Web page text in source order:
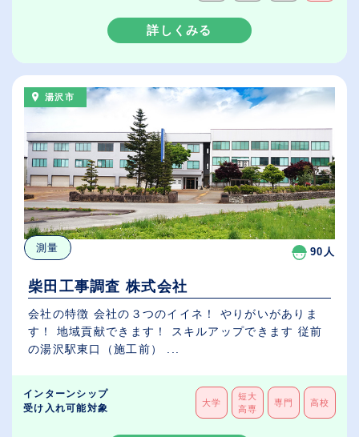
詳しくみる
湯沢市
測量 90人
柴田工事調査 株式会社
会社の特徴 会社の３つのイイネ！ やりがいがありま
す！ 地域貢献できます！ スキルアップできます 従前
の湯沢駅東口（施工前） ...
インターンシップ
受け入れ可能対象
大学
短大
高専
専門 高校